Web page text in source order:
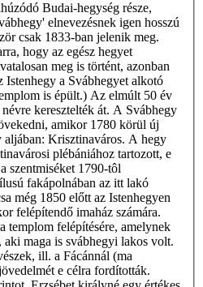
Budai-hegység része,
elnevezésnek igen hosszú
csak 1833-ban jelenik meg.
hogy az egész hegyet
meg is történt, azonban
Istenhegy a Svábhegyet alkotó
is épült.) Az elmúlt 50 év
keresztelték át. A Svábhegy
amikor 1780 körül új
aljában: Krisztinaváros. A hegy
plébániához tartozott, e
szentmiséket 1790-tôl
fakápolnában az itt lakó
még 1850 előtt az Istenhegyen
felépítendő imaház számára.
templom felépítésére, amelynek
aki maga is svábhegyi lakos volt.
ill. a Fácánnál (ma
e célra fordították.